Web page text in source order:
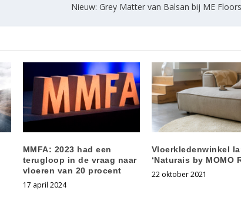
Nieuw: Grey Matter van Balsan bij ME
MMFA: 2023 had een
terugloop in de vraag naar
vloeren van 20 procent
17 april 2024
Vloerkledenwinkel
‘Naturais by MOMO
22 oktober 2021